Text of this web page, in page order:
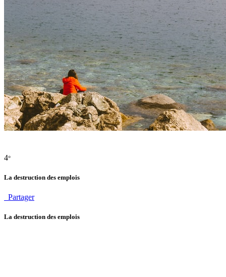
4°
La destruction des emplois
Partager
La destruction des emplois